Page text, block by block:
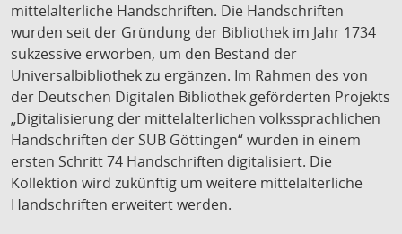
mittelalterliche Handschriften. Die Handschriften
wurden seit der Gründung der Bibliothek im Jahr 1734
sukzessive erworben, um den Bestand der
Universalbibliothek zu ergänzen. Im Rahmen des von
der Deutschen Digitalen Bibliothek geförderten Projekts
„Digitalisierung der mittelalterlichen volkssprachlichen
Handschriften der SUB Göttingen“ wurden in einem
ersten Schritt 74 Handschriften digitalisiert. Die
Kollektion wird zukünftig um weitere mittelalterliche
Handschriften erweitert werden.